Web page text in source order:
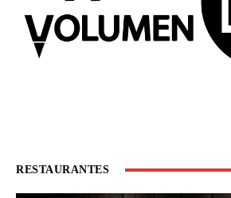
RESTAURANTES